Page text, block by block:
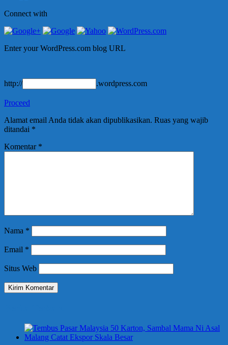
Connect with
Enter your WordPress.com blog URL
http:// .wordpress.com
Proceed
Alamat email Anda tidak akan dipublikasikan. Ruas yang wajib
ditandai *
Komentar *
Nama *
Email *
Situs Web